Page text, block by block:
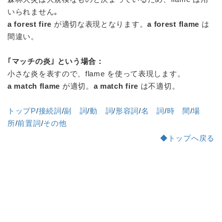
いられません｡
a forest fire が適切な表現となります。a forest flame は
間違い。
｢マッチの炎｣ という場合：
小さな炎を表すので、flame を使って表現します。
a match flame が適切。 a match fire は不適切。
トップP/接続詞/副 詞/動 詞/形容詞/名 詞/時 間/場
所/前置詞/その他
◆トップへ戻る